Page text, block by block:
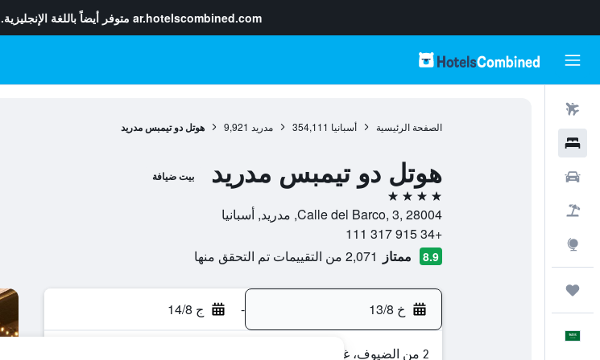
ar.hotelscombined.com متوفر أيضاً باللغة الإنجليزية.
الصفحة الرئيسية أسبانيا 354,111 مدريد 9,921 هوتل دو تيمبس مدريد
هوتل دو تيمبس مدريد بيت ضيافة
4 نجوم
Calle del Barco, 3, 28004, مدريد, أسبانيا
+34 915 317 111
8.9 ممتاز 2,071 من التقييمات تم التحقق منها
خ 13/8 - ج 14/8
2 من الضيوف، غرفة واحدة